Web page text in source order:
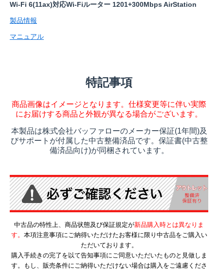
Wi-Fi 6(11ax)対応Wi-Fiルーター 1201+300Mbps AirStation
製品情報
マニュアル
特記事項
商品画像はイメージとなります。仕様変更等に伴い実際
にお届けする商品と外観が異なる場合がございます。
本製品は株式会社バッファローのメーカー保証(1年間)及
びサポートが付属した中古整備済品です。保証書(中古整
備済品向け)が同梱されています。
中古品の特性上、商品状態及び保証規定が新品購入時とは異なりま
す。 本項注意事項にご納得いただけたお客様に限り中古品をご購入い
ただいております。
購入手続きの完了を以て告知事項にご同意いただいたものと見做しま
す。もし、販売条件にご納得いただけない場合は購入をご遠慮くださ